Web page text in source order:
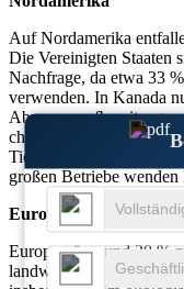
Auf Nordamerika
Die Vereinigten Staaten
Nachfrage, da etwa 33
verwenden. In Kanada
chlorbasierten
großen Betriebe
Europa
Europa trägt rund 20 %
landwirtschaftlichen